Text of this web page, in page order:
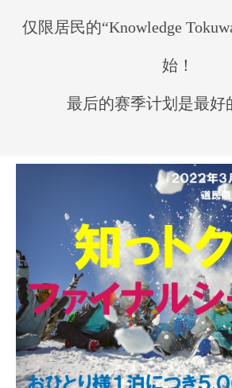
仅限居民的“Knowledge
始！
最后的赛季计划是最好